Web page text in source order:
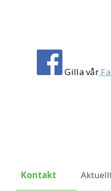
Gilla vår
Kontakt